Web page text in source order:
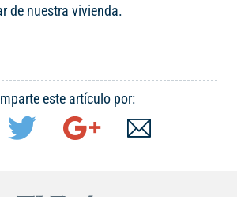
de nuestra vivienda.
este artículo por: